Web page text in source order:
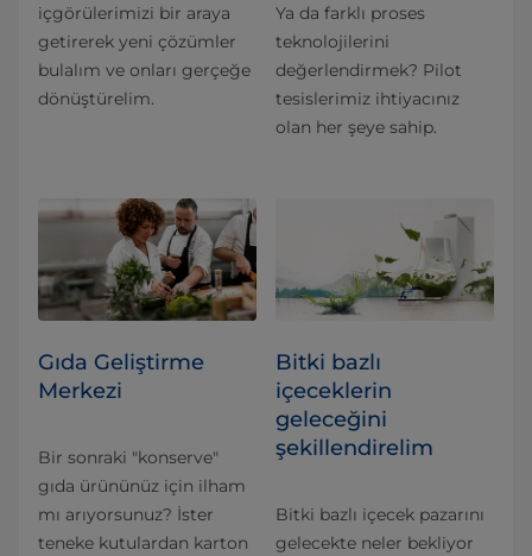
içgörülerimizi bir araya
getirerek yeni çözümler
bulalım ve onları gerçeğe
dönüştürelim.
Ya da farklı proses
teknolojilerini
değerlendirmek? Pilot
tesislerimiz ihtiyacınız
olan her şeye sahip.
Gıda Geliştirme
Merkezi
Bir sonraki "konserve"
gıda ürününüz için ilham
mı arıyorsunuz? İster
teneke kutulardan karton
Bitki bazlı
içeceklerin
geleceğini
şekillendirelim
Bitki bazlı içecek pazarını
gelecekte neler bekliyor